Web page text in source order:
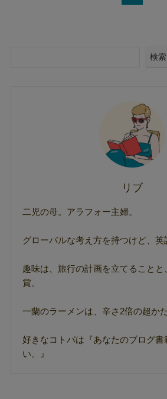
検索
リブ
二児の母。アラフォー主婦。
グローバルな考え方を持つけど、英
趣味は、旅行の計画を立てることと
賞。
一蘭のラーメンは、辛さ2倍の超か
好きなコトバは『あなたのブログ書
い。』